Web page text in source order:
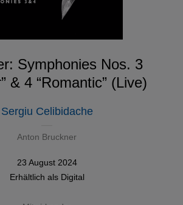
Symphonies Nos. 3
& 4 “Romantic” (Live)
Sergiu Celibidache
Anton Bruckner
23 August 2024
Erhältlich als Digital